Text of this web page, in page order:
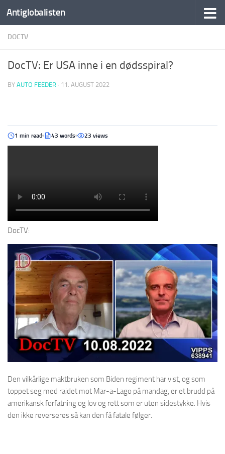
Antiglobalisten
DOCTV
DocTV: Er USA inne i en dødsspiral?
BY AUTO FEEDER · 11. AUGUST 2022
1 min read 43 words 23 views
DocTV:
Den vilkårlige maktbruken som Biden regiment har vist, og som
toppet seg med raidet mot Mar-a-Lago på mandag, er et brudd på
amerikansk forfatning og lov og rett som er uten sidestykke. Hvis
den ikke reverseres så kan den få fatale følger.